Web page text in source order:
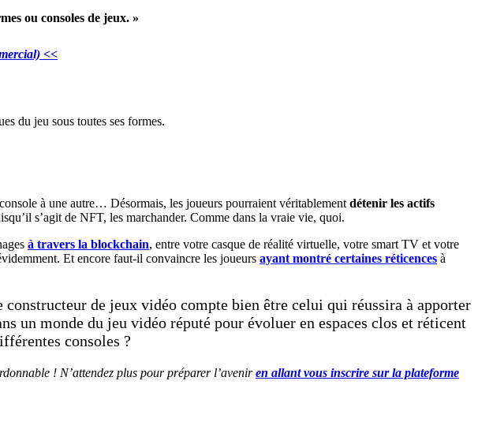
ou consoles de jeux. »
<<
du jeu sous toutes ses formes.
à une autre… Désormais, les joueurs pourraient véritablement détenir les actifs
s’agit de NFT, les marchander. Comme dans la vraie vie, quoi.
à travers la blockchain, entre votre casque de réalité virtuelle, votre smart TV et votre
Et encore faut-il convaincre les joueurs ayant montré certaines réticences à
constructeur de jeux vidéo compte bien être celui qui réussira à apporter
un monde du jeu vidéo réputé pour évoluer en espaces clos et réticent
consoles ?
! N’attendez plus pour préparer l’aveniren allant vous inscrire sur la plateforme